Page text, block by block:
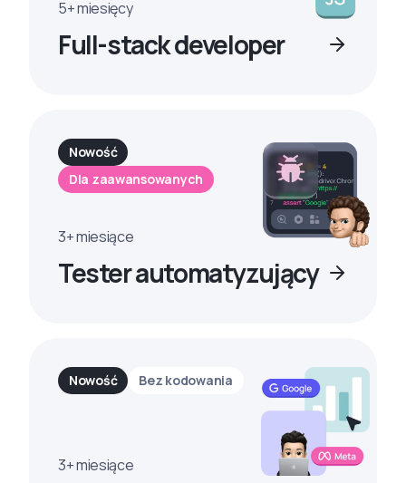
5+ miesięcy
Full-stack developer
Nowość
Dla zaawansowanych
3+ miesiące
Tester automatyzujący
Nowość Bez kodowania
3+ miesiące